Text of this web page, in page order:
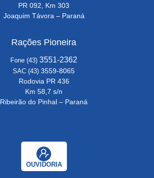
PR 092, Km 303
Joaquim Távora – Paraná
Rações Pioneira
Fone (43) 3551-2362
SAC (43) 3559-8065
Rodovia PR 436
Km 58,7 s/n
Ribeirão do Pinhal – Paraná
OUVIDORIA